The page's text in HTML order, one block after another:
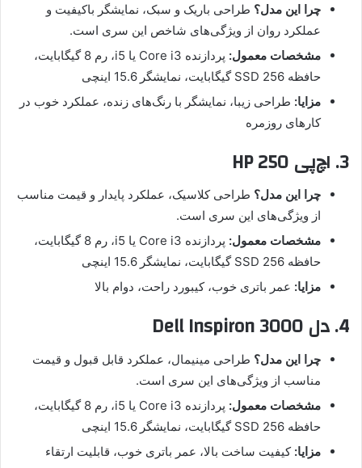
چرا این مدل؟ طراحی باریک و سبک، نمایشگر باکیفیت و
عملکرد روان از ویژگی‌های شاخص این سری است.
مشخصات معمول:
پردازنده Core i3 یا i5، رم 8 گیگابایت،
حافظه SSD 256 گیگابایت، نمایشگر 15.6 اینچی
مزایا: طراحی زیبا، نمایشگر با رنگ‌های زنده، عملکرد خوب در
کارهای روزمره
3. اچ‌پی HP 250
چرا این مدل؟ طراحی کلاسیک، عملکرد پایدار و قیمت مناسب
از ویژگی‌های این سری است.
مشخصات معمول:
پردازنده Core i3 یا i5، رم 8 گیگابایت،
حافظه SSD 256 گیگابایت، نمایشگر 15.6 اینچی
مزایا: عمر باتری خوب، کیبورد راحت، دوام بالا
4. دل Dell Inspiron 3000
چرا این مدل؟ طراحی مینیمال، عملکرد قابل قبول و قیمت
مناسب از ویژگی‌های این سری است.
مشخصات معمول:
پردازنده Core i3 یا i5، رم 8 گیگابایت،
حافظه SSD 256 گیگابایت، نمایشگر 15.6 اینچی
مزایا: کیفیت ساخت بالا، عمر باتری خوب، قابلیت ارتقاء